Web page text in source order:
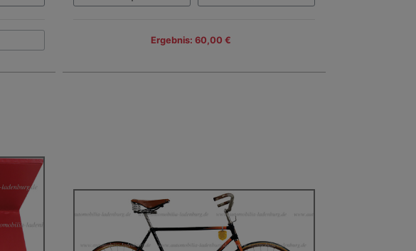
Ergebnis: 60,00 €